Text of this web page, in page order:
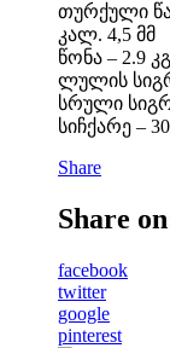
თურქული
კალ. 4,5 მმ
წონა – 2.9 კგ
ლულის
სრული
სიჩქარე –
Share
Share
facebook
twitter
google
pinterest